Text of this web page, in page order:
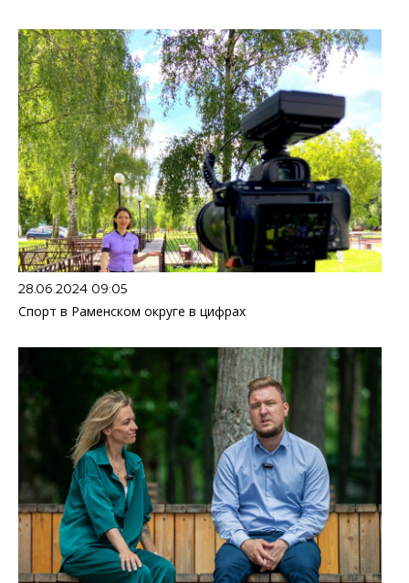
28.06.2024 09:05
Спорт в Раменском округе в цифрах